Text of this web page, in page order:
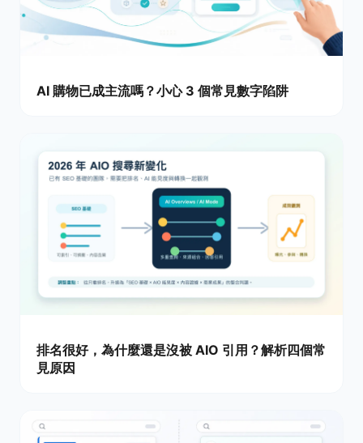
AI 購物已成主流嗎？小心 3 個常見數字陷阱
排名很好，為什麼還是沒被 AIO 引用？解析四個常
見原因